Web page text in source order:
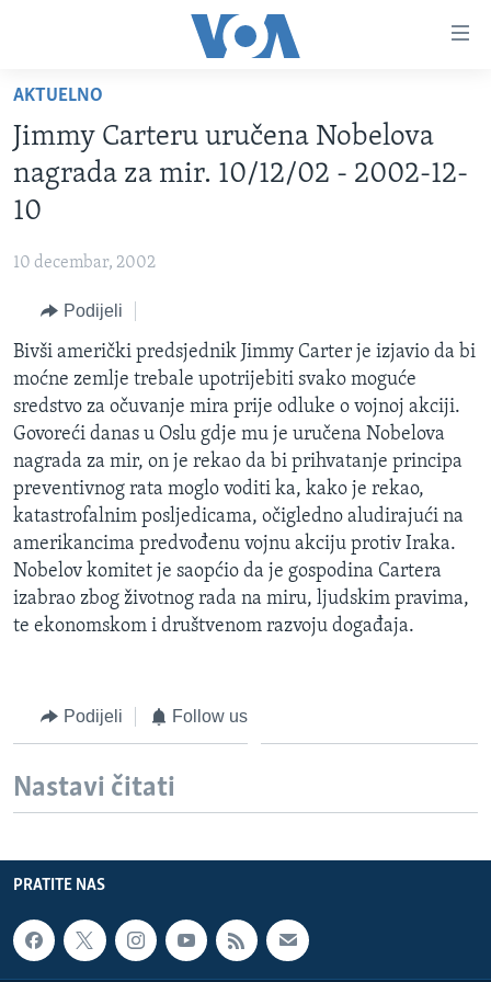
glavni
sadržaj
na
glavnu
Idi
pretragu
FOTOGRAFIJE DANA
SJEDINJENE AMERIČKE DRŽAVE
BOSNA I HERCEGOVINA
SVIJET
NAUKA I TEHNOLOGIJA
SPECIJALNI PROJEKTI
KORUPCIJA
SLOBODA MEDIJA
ŽENSKA STRANA
IZBJEGLIČKA STRANA
MAGAZIN
O GLASU AMERIKE
Learning English
AKTUELNO
Jimmy Carteru uručena Nobelova
nagrada za mir. 10/12/02 - 2002-12-
10
10 decembar, 2002
Podijeli
Bivši američki predsjednik Jimmy Carter je izjavio da bi
moćne zemlje trebale upotrijebiti svako moguće
sredstvo za očuvanje mira prije odluke o vojnoj akciji.
Govoreći danas u Oslu gdje mu je uručena Nobelova
nagrada za mir, on je rekao da bi prihvatanje principa
preventivnog rata moglo voditi ka, kako je rekao,
katastrofalnim posljedicama, očigledno aludirajući na
amerikancima predvođenu vojnu akciju protiv Iraka.
Nobelov komitet je saopćio da je gospodina Cartera
izabrao zbog životnog rada na miru, ljudskim pravima,
te ekonomskom i društvenom razvoju događaja.
Podijeli Follow us
Nastavi čitati
PRATITE NAS